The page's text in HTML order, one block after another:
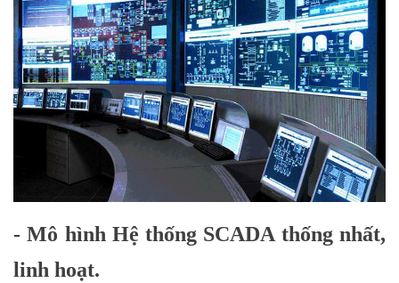
- Mô hình Hệ thống SCADA thống nhất,
linh hoạt.